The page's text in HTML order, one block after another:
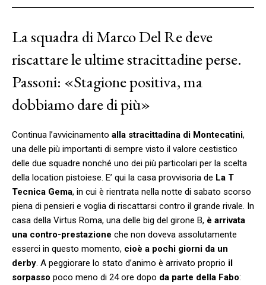
La squadra di Marco Del Re deve
riscattare le ultime stracittadine perse.
Passoni: «Stagione positiva, ma
dobbiamo dare di più»
Continua l’avvicinamento alla stracittadina di Montecatini,
una delle più importanti di sempre visto il valore cestistico
delle due squadre nonché uno dei più particolari per la scelta
della location pistoiese. E’ qui la casa provvisoria de La T
Tecnica Gema, in cui è rientrata nella notte di sabato scorso
piena di pensieri e voglia di riscattarsi contro il grande rivale. In
casa della Virtus Roma, una delle big del girone B, è arrivata
una contro-prestazione che non doveva assolutamente
esserci in questo momento, cioè a pochi giorni da un
derby. A peggiorare lo stato d’animo è arrivato proprio il
sorpasso poco meno di 24 ore dopo da parte della Fabo: